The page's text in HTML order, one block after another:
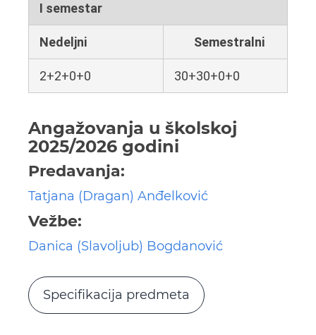
I semestar
Nedeljni Semestralni
2+2+0+0 30+30+0+0
Angažovanja u školskoj
2025/2026 godini
Predavanja:
Tatjana (Dragan) Anđelković
Vežbe:
Danica (Slavoljub) Bogdanović
Specifikacija predmeta